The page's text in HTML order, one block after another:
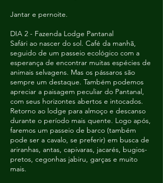
Jantar e pernoite.
DIA 2 - Fazenda Lodge Pantanal
Safári ao nascer do sol. Café da manhã,
seguido de um passeio ecológico com a
esperança de encontrar muitas espécies de
animais selvagens. Mas os pássaros são
sempre um destaque. Também podemos
apreciar a paisagem peculiar do Pantanal,
com seus horizontes abertos e intocados.
Retorno ao lodge para almoço e descanso
durante o período mais quente. Logo após,
faremos um passeio de barco (também
pode ser a cavalo, se preferir) em busca de
ariranhas, antas, capivaras, jacarés, bugios-
pretos, cegonhas jabiru, garças e muito
mais.